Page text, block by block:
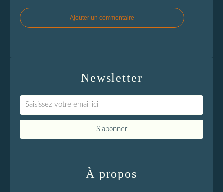
Ajouter un commentaire
Newsletter
À propos